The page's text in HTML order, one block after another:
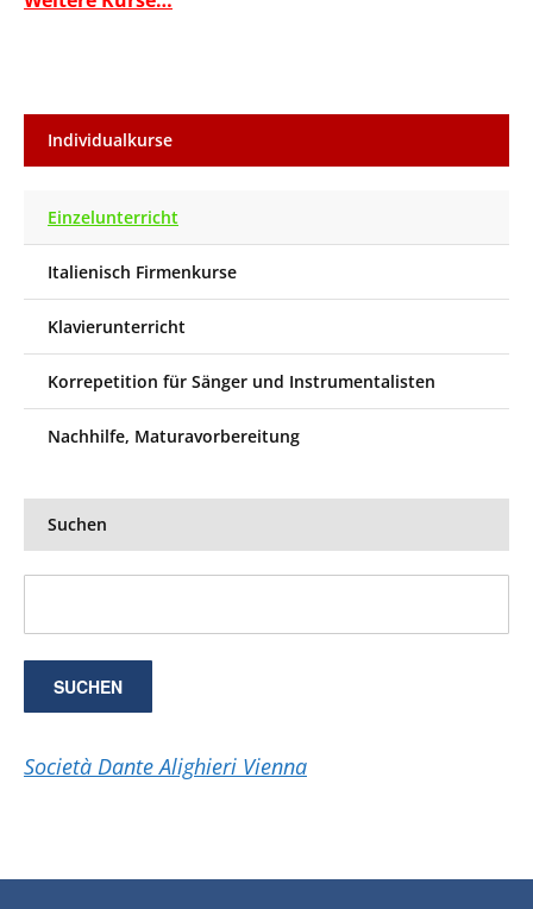
Individualkurse
Einzelunterricht
Italienisch Firmenkurse
Klavierunterricht
Korrepetition für Sänger und Instrumentalisten
Nachhilfe, Maturavorbereitung
Suchen
Società Dante Alighieri Vienna